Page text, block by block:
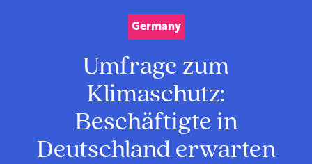
Germany
Umfrage zum
Klimaschutz:
Beschäftigte in
Deutschland erwarten